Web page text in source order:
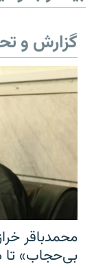
گزارش و
محمدباقر
بی‌حجاب» تا